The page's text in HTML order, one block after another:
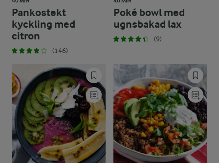
Pankostekt
kyckling med
citron
(146)
Poké bowl med
ugnsbakad lax
(9)